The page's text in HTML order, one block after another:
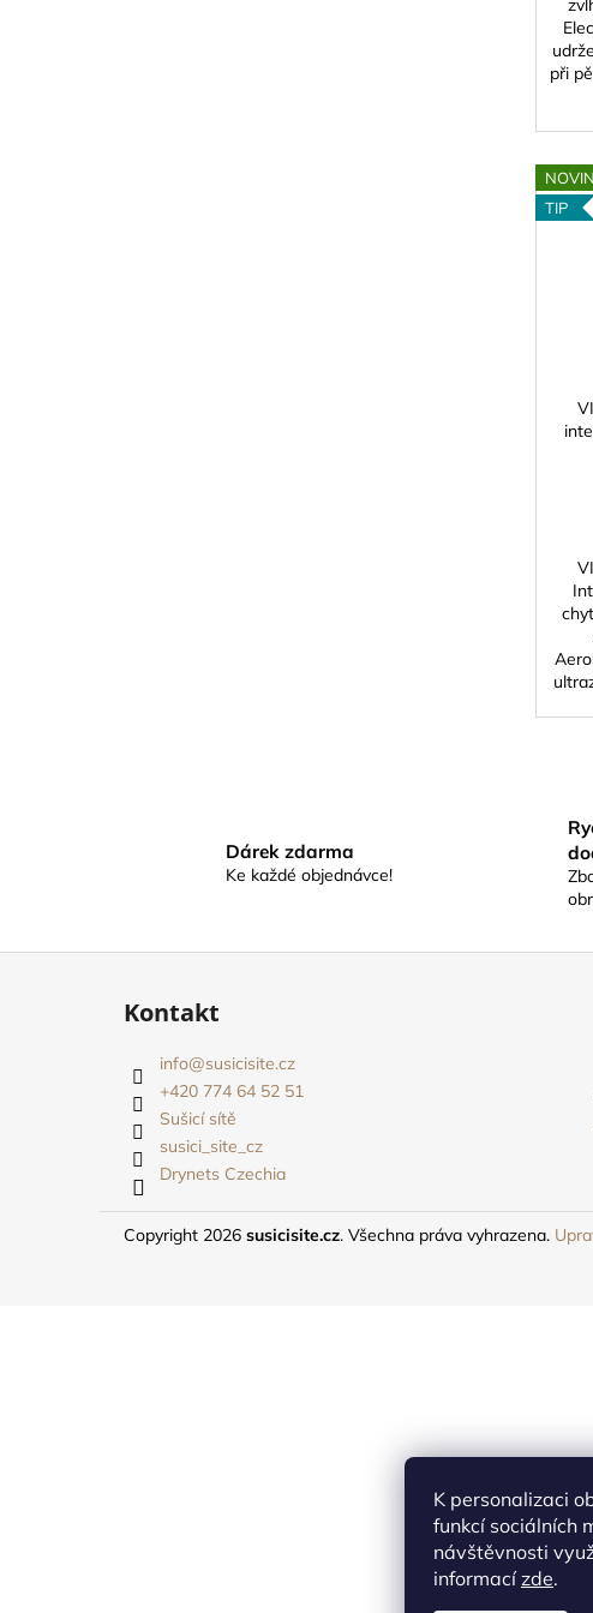
K personalizaci
funkcí sociálních
návštěvnosti
informacízde.
při
TIP
Dárek zdarma
Ke každé objednávce!
Z
Kontakt
info@susicisite.cz
+420 774 64 52 51
Sušicí sítě
susici_site_cz
Drynets Czechia
Copyright 2026 susicisite.cz. Všechna práva vyhrazena.